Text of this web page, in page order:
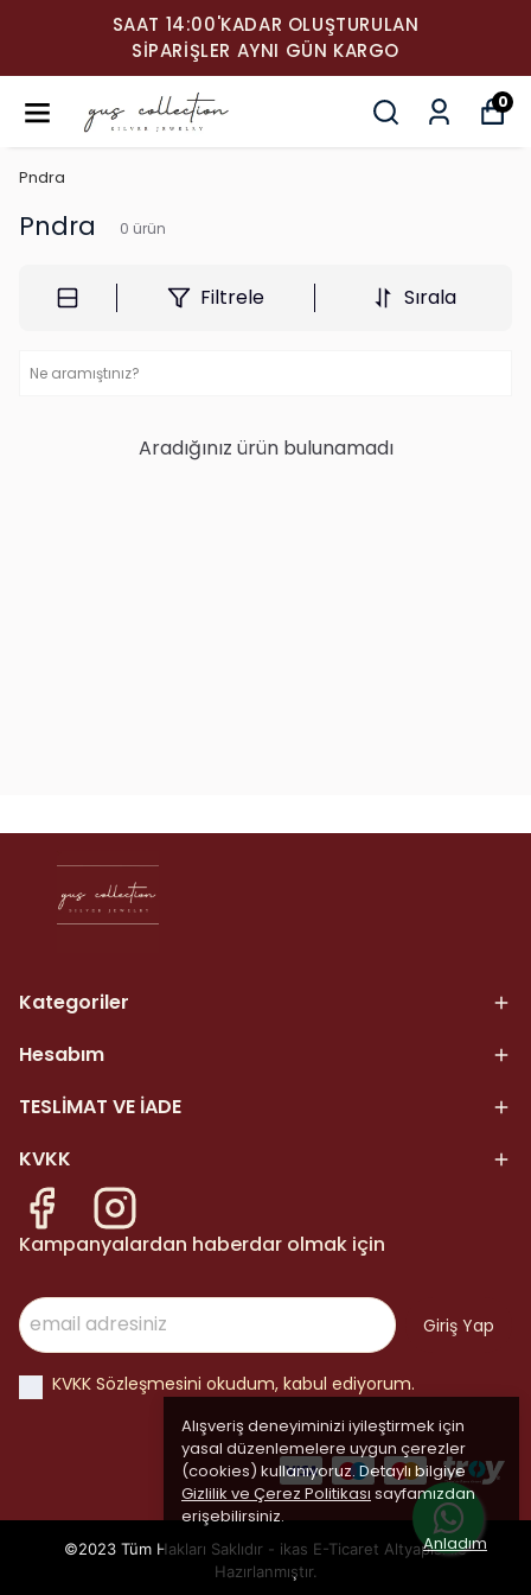
SAAT 14:00'KADAR OLUŞTURULAN
SIPARIŞLER AYNI GÜN KARGO
0
Alışveriş deneyiminizi iyileştirmek için
yasal düzenlemelere uygun çerezler
(cookies) kullanıyoruz. Detaylı bilgiye
Gizlilik ve Çerez Politikası sayfamızdan
erişebilirsiniz.
Anladım
Pndra
Pndra 0 ürün
Filtrele Sırala
Aradığınız ürün bulunamadı
Kategoriler
Hesabım
TESLİMAT VE İADE
KVKK
Kampanyalardan haberdar olmak için
Giriş Yap
KVKK Sözleşmesini okudum, kabul ediyorum.
©2023 Tüm Hakları Saklıdır - ikas E-Ticaret Altyapısı ile
Hazırlanmıştır.